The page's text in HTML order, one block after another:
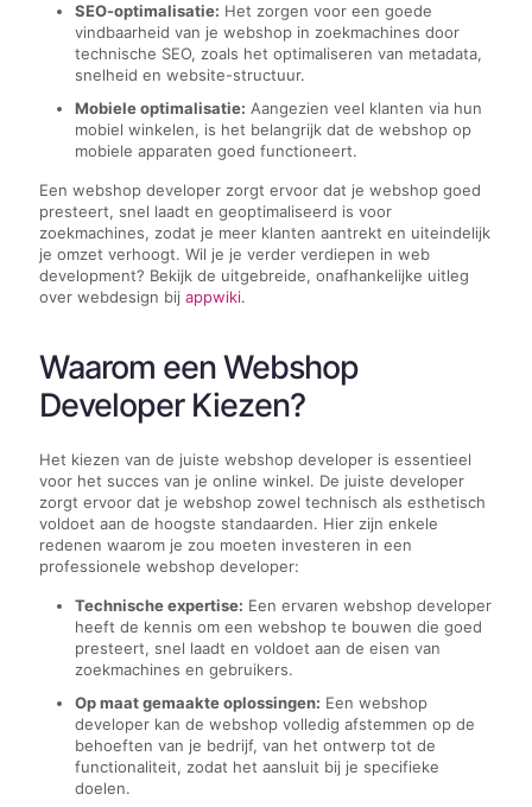
SEO-optimalisatie: Het zorgen voor een goede
vindbaarheid van je webshop in zoekmachines door
technische SEO, zoals het optimaliseren van metadata,
snelheid en website-structuur.
Mobiele optimalisatie: Aangezien veel klanten via hun
mobiel winkelen, is het belangrijk dat de webshop op
mobiele apparaten goed functioneert.
Een webshop developer zorgt ervoor dat je webshop goed
presteert, snel laadt en geoptimaliseerd is voor
zoekmachines, zodat je meer klanten aantrekt en uiteindelijk
je omzet verhoogt. Wil je je verder verdiepen in web
development? Bekijk de uitgebreide, onafhankelijke uitleg
over webdesign bij appwiki.
Waarom een Webshop
Developer Kiezen?
Het kiezen van de juiste webshop developer is essentieel
voor het succes van je online winkel. De juiste developer
zorgt ervoor dat je webshop zowel technisch als esthetisch
voldoet aan de hoogste standaarden. Hier zijn enkele
redenen waarom je zou moeten investeren in een
professionele webshop developer:
Technische expertise: Een ervaren webshop developer
heeft de kennis om een webshop te bouwen die goed
presteert, snel laadt en voldoet aan de eisen van
zoekmachines en gebruikers.
Op maat gemaakte oplossingen: Een webshop
developer kan de webshop volledig afstemmen op de
behoeften van je bedrijf, van het ontwerp tot de
functionaliteit, zodat het aansluit bij je specifieke
doelen.